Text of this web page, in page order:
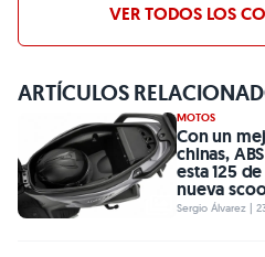
VER TODOS LOS
ARTÍCULOS
MOTOS
Con un
chinas,
esta 125
nueva
Sergio Álvarez |